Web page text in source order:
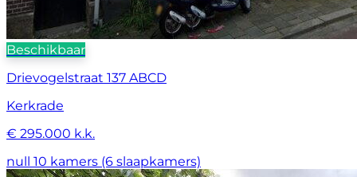
Beschikbaar
Drievogelstraat 137 ABCD
Kerkrade
€ 295.000 k.k.
null
10 kamers (6 slaapkamers)